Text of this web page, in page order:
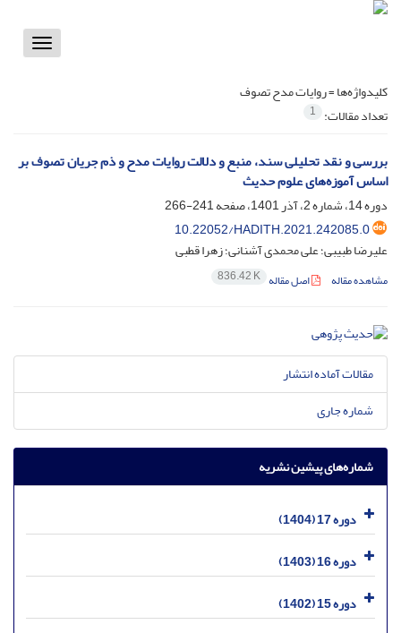
Toggle
کلیدواژه‌ها =روایات مدح تصوف
تعداد مقالات: 1
بررسی و نقد تحلیلی سند، منبع و دلالت روایات مدح و ذم جریان تصوف بر
اساس آموزه‌های علوم حدیث
دوره 14، شماره 2، آذر 1401، صفحه
241-266
10.22052/HADITH.2021.242085.0
علیرضا طبیبی؛ علی محمدی آشنانی؛ زهرا قطبی
مشاهده مقاله اصل مقاله 836.42 K
مقالات آماده انتشار
شماره جاری
شماره‌های پیشین نشریه
دوره 17 (1404)
دوره 16 (1403)
دوره 15 (1402)